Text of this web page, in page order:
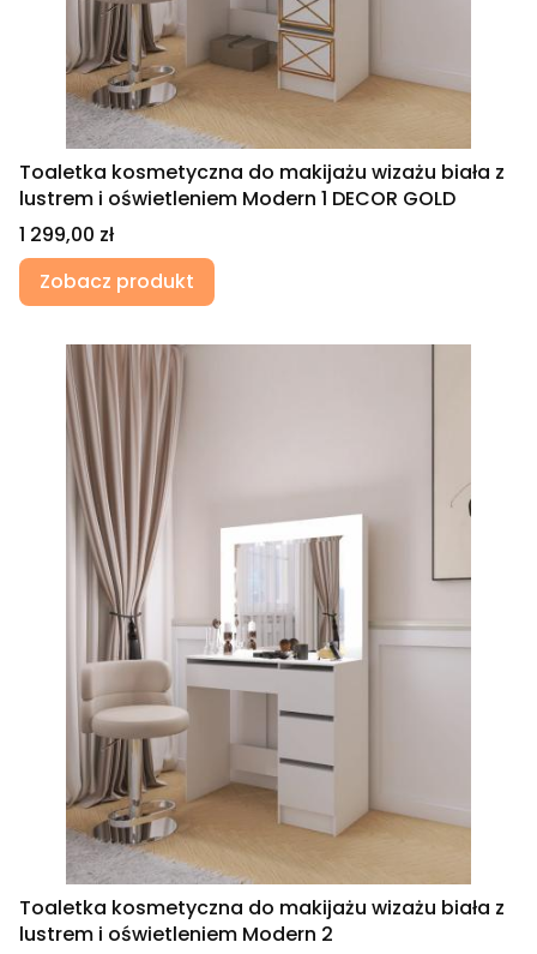
Toaletka kosmetyczna do makijażu wizażu biała z
lustrem i oświetleniem Modern 1 DECOR GOLD
Cena
1 299,00 zł
Zobacz produkt
Toaletka kosmetyczna do makijażu wizażu biała z
lustrem i oświetleniem Modern 2